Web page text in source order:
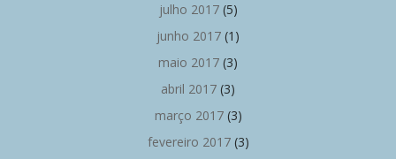
julho 2017(5)
junho 2017 (1)
maio 2017 (3)
abril 2017 (3)
março 2017(3)
fevereiro 2017(3)